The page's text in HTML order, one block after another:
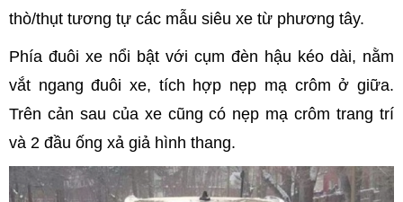
thò/thụt tương tự các mẫu siêu xe từ phương tây.
Phía đuôi xe nổi bật với cụm đèn hậu kéo dài, nằm
vắt ngang đuôi xe, tích hợp nẹp mạ crôm ở giữa.
Trên cản sau của xe cũng có nẹp mạ crôm trang trí
và 2 đầu ống xả giả hình thang.